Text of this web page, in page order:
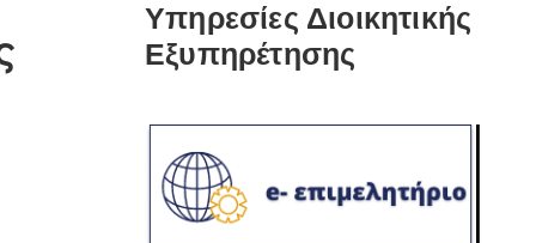
Υπηρεσίες Διοικητικής
Εξυπηρέτησης